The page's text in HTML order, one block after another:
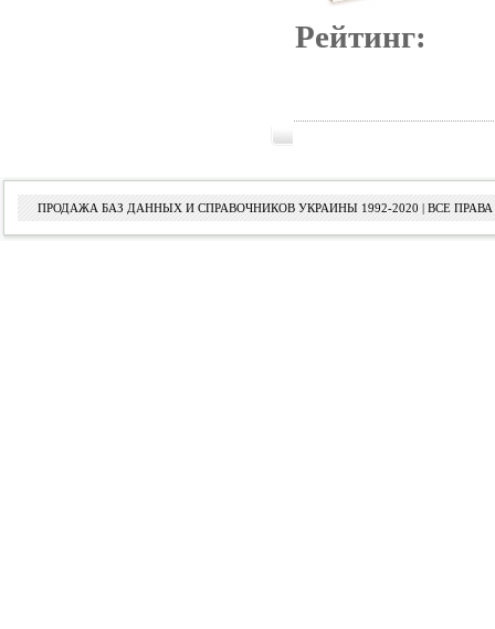
Рейтинг:
ПРОДАЖА БАЗ ДАННЫХ И СПРАВОЧНИКОВ УКРАИНЫ 1992-2020 | ВСЕ